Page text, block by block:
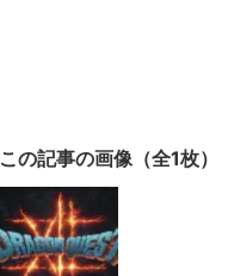
この記事の画像（全1枚）